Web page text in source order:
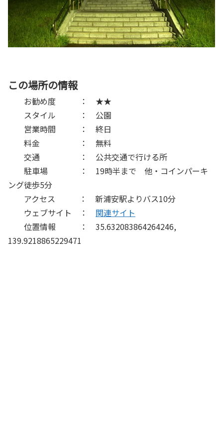
この場所の情報
お勧め度 ： ★★
スタイル ： 公園
営業時間 ： 終日
料金 ： 無料
交通 ： 公共交通で行ける所
駐車場 ： 19時半まで 他・コインパーキ
ング徒歩5分
アクセス ： 新浦安駅よりバス10分
ウェブサイト ： 関連サイト
位置情報 ： 35.632083864264246,
139.9218865229471